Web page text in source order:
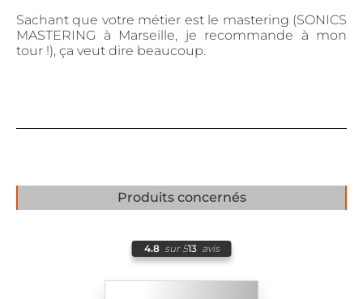
Sachant que votre métier est le mastering (SONICS
MASTERING à Marseille, je recommande à mon
tour !), ça veut dire beaucoup.
Produits concernés
4.8 sur 513 avis